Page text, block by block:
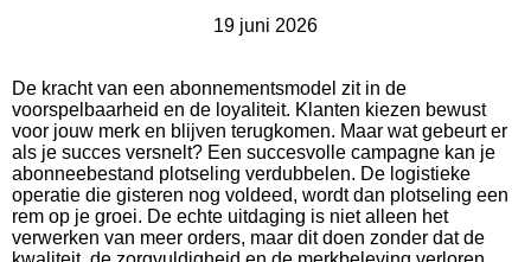
19 juni 2026
De kracht van een abonnementsmodel zit in de
voorspelbaarheid en de loyaliteit. Klanten kiezen bewust
voor jouw merk en blijven terugkomen. Maar wat gebeurt er
als je succes versnelt? Een succesvolle campagne kan je
abonneebestand plotseling verdubbelen. De logistieke
operatie die gisteren nog voldeed, wordt dan plotseling een
rem op je groei. De echte uitdaging is niet alleen het
verwerken van meer orders, maar dit doen zonder dat de